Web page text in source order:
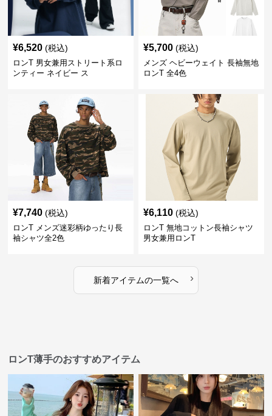
¥6,520 (税込)
ロンT 男女兼用ストリート系ロ
ンティー ネイビー ス
¥5,700 (税込)
メンズ ヘビーウェイト 長袖無地
ロンT 全4色
¥7,740 (税込)
ロンT メンズ迷彩柄ゆったり長
袖シャツ全2色
¥6,110 (税込)
ロンT 無地コットン長袖シャツ
男女兼用ロンT
新着アイテムの一覧へ ›
ロンT薄手のおすすめアイテム